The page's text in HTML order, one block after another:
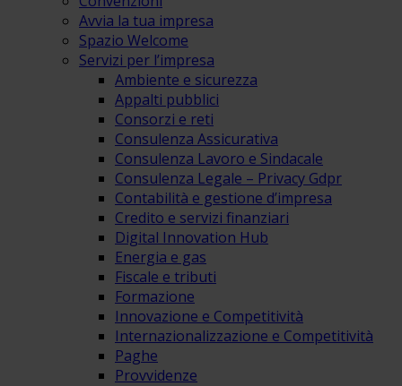
Avvia la tua impresa
Spazio Welcome
Servizi per l’impresa
Ambiente e sicurezza
Appalti pubblici
Consorzi e reti
Consulenza Assicurativa
Consulenza Lavoro e Sindacale
Consulenza Legale – Privacy Gdpr
Contabilità e gestione d’impresa
Credito e servizi finanziari
Digital Innovation Hub
Energia e gas
Fiscale e tributi
Formazione
Innovazione e Competitività
Internazionalizzazione e Competitività
Paghe
Provvidenze